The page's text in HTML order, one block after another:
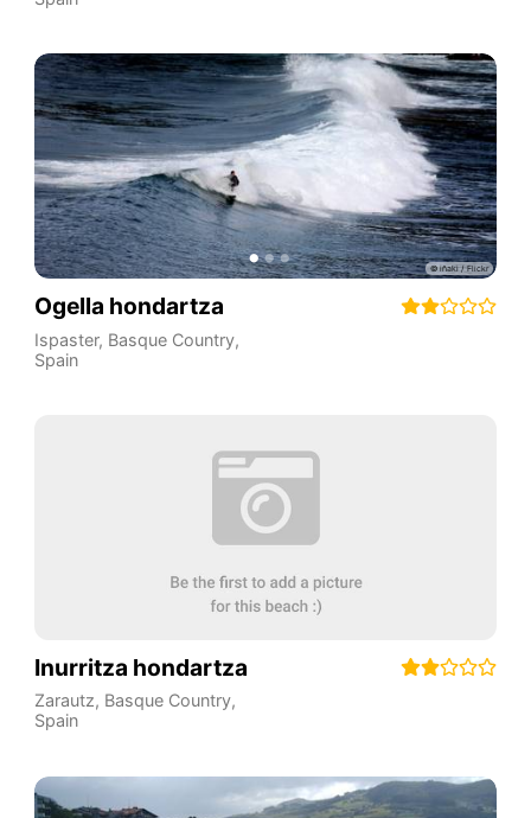
Ogella hondartza
Ispaster, Basque Country,
Spain
Inurritza hondartza
Zarautz, Basque Country,
Spain